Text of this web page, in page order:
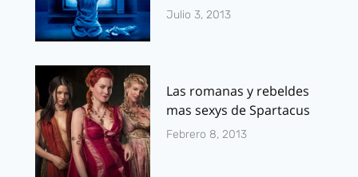
Julio 3, 2013
Las romanas y rebeldes
mas sexys de Spartacus
Febrero 8, 2013